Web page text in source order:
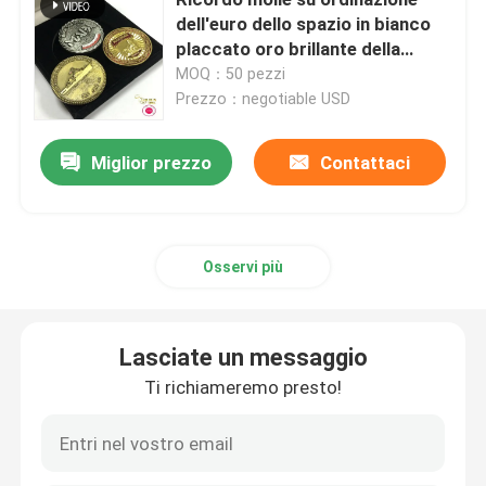
Monete di sfida del metallo
Medaglia di sport del metallo
distintivo del perno del risvolto
Apri del vino del metallo
dell'euro dello spazio in bianco
placcato oro brillante della
pressofusione dello smalto della
moneta del metallo 3D
MOQ：50 pezzi
Prezzo：negotiable USD
Miglior prezzo Contattaci
Osservi più
Lasciate un messaggio
Ti richiameremo presto!